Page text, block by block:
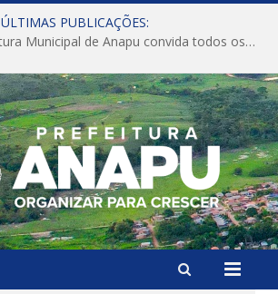
ÚLTIMAS PUBLICAÇÕES:
CONVITE A Prefeitura Municipal de Anapu convida todos os servidores públicos municipais para participarem da Audiência Pública de discussão da Lei de Diretrizes Orçamentárias (LDO), importante instrumento de planejamento das ações e investimentos da Administração Pública para o próximo exercício financeiro.